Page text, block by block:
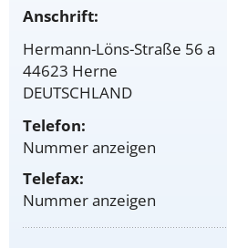
Anschrift:
Hermann-Löns-Straße 56 a
44623 Herne
DEUTSCHLAND
Telefon:
Nummer anzeigen
Telefax:
Nummer anzeigen